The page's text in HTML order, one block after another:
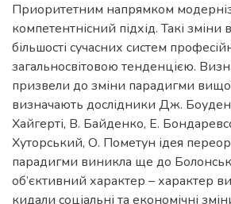
Приоритетним напрямком
компетентнісний підхід. Такі зміни
більшості сучасних систем
загальносвітовою тенденцією.
призвели до зміни парадигми
визначають дослідники Дж.
Хайгерті, В. Байденко, Е.
Хуторський, О. Пометун ідея
парадигми виникла ще до
об’єктивний характер – характер
кидали соціальні та економічні